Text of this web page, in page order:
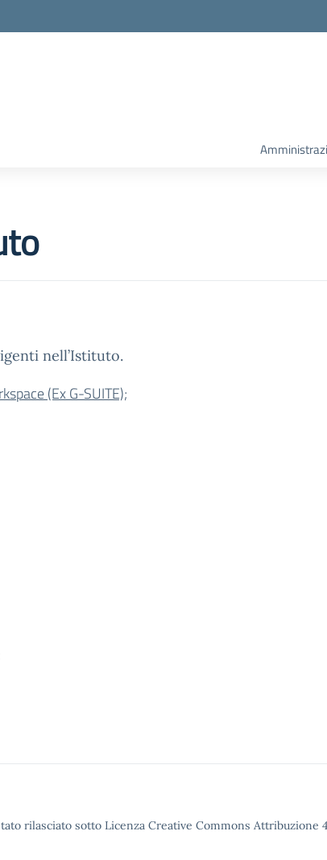
nell’Istituto.
(Ex G-SUITE);
rilasciato sotto Licenza Creative Commons Attribuzione